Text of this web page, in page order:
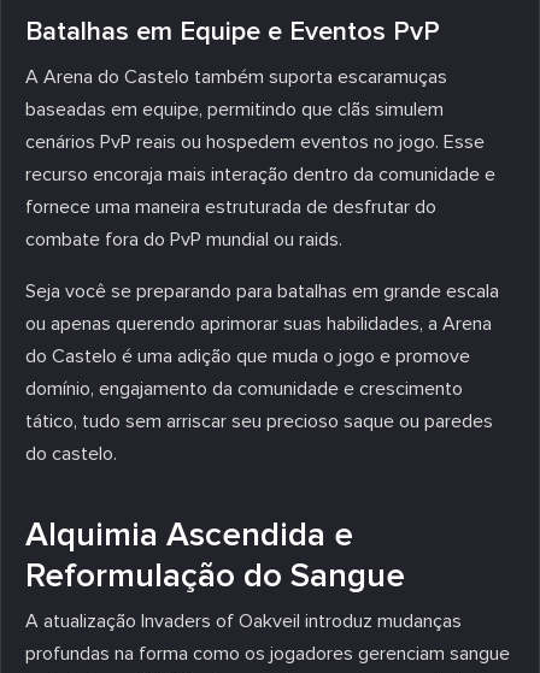
Batalhas em Equipe e Eventos PvP
A Arena do Castelo também suporta escaramuças
baseadas em equipe, permitindo que clãs simulem
cenários PvP reais ou hospedem eventos no jogo. Esse
recurso encoraja mais interação dentro da comunidade e
fornece uma maneira estruturada de desfrutar do
combate fora do PvP mundial ou raids.
Seja você se preparando para batalhas em grande escala
ou apenas querendo aprimorar suas habilidades, a Arena
do Castelo é uma adição que muda o jogo e promove
domínio, engajamento da comunidade e crescimento
tático, tudo sem arriscar seu precioso saque ou paredes
do castelo.
Alquimia Ascendida e
Reformulação do Sangue
A atualização Invaders of Oakveil introduz mudanças
profundas na forma como os jogadores gerenciam sangue